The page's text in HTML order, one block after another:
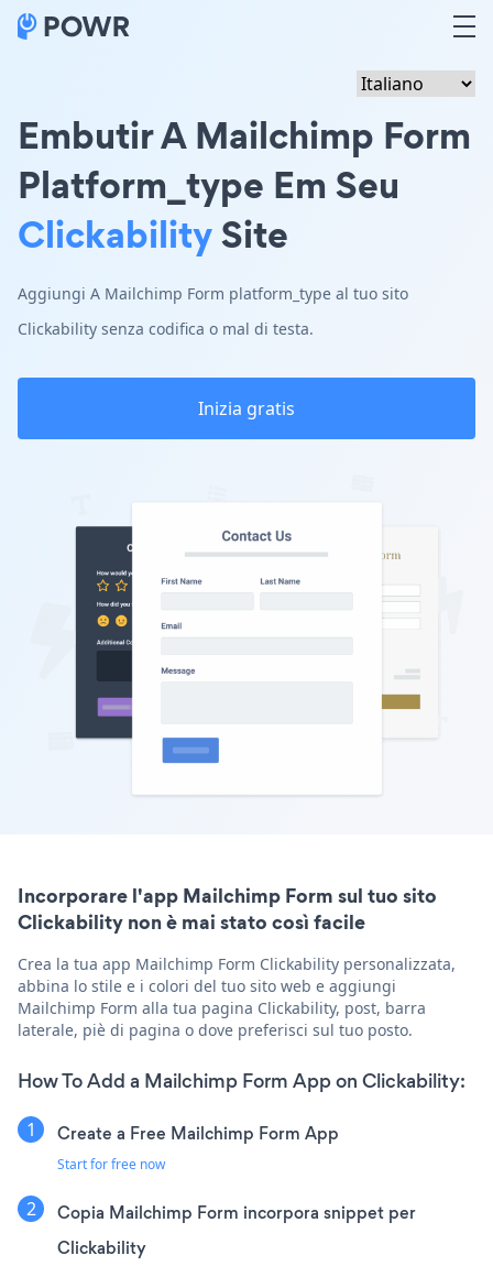
Embutir A Mailchimp Form
Platform_type Em Seu
ClickabilitySite
Aggiungi A Mailchimp Form platform_type al tuo sito
Clickability senza codifica o mal di testa.
Inizia gratis
Incorporare l'app Mailchimp Form sul tuo sito
Clickability non è mai stato così facile
Crea la tua app Mailchimp Form Clickability personalizzata,
abbina lo stile e i colori del tuo sito web e aggiungi
Mailchimp Form alla tua pagina Clickability, post, barra
laterale, piè di pagina o dove preferisci sul tuo posto.
How To Add a Mailchimp Form App on Clickability:
Create a Free Mailchimp Form App
Start for free now
Copia Mailchimp Form incorpora snippet per
Clickability